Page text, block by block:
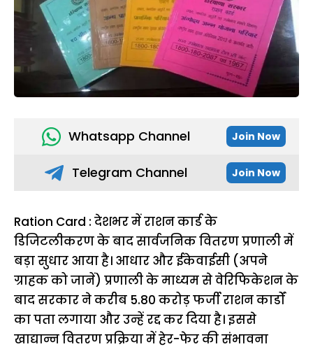
Whatsapp Channel Join Now
Telegram Channel Join Now
Ration Card : देशभर में राशन कार्ड के
डिजिटलीकरण के बाद सार्वजनिक वितरण प्रणाली में
बड़ा सुधार आया है। आधार और ईकेवाईसी (अपने
ग्राहक को जानें) प्रणाली के माध्यम से वेरिफिकेशन के
बाद सरकार ने करीब 5.80 करोड़ फर्जी राशन कार्डों
का पता लगाया और उन्हें रद्द कर दिया है। इससे
खाद्यान्न वितरण प्रक्रिया में हेर-फेर की संभावना